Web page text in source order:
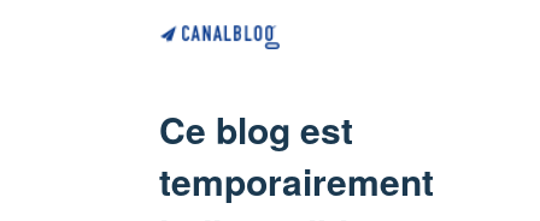
Ce blog est
temporairement